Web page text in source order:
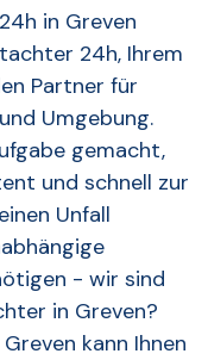
in Greven
24h, Ihrem
Partner für
Umgebung.
gemacht,
und schnell zur
Unfall
- wir sind
in Greven?
kann Ihnen